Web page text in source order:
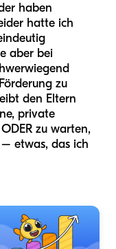
haben
hatte ich
aber bei
zu
den Eltern
private
zu warten,
etwas, das ich